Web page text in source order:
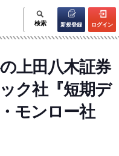
検索 新規登録 ログイン
上田八木証券
ク社『短期デ
モンロー社